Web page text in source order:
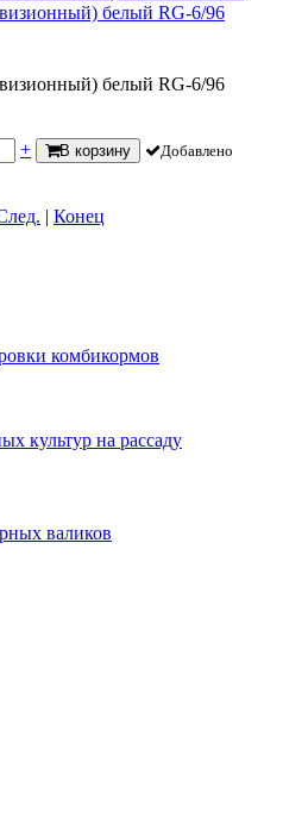
белый RG-6/96
белый RG-6/96
+ В корзину Добавлено
| Конец
комбикормов
культур на рассаду
валиков